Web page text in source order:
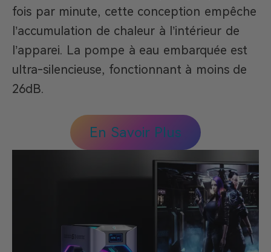
fois par minute, cette conception empêche
l’accumulation de chaleur à l’intérieur de
l’apparei. La pompe à eau embarquée est
ultra-silencieuse, fonctionnant à moins de
26dB.
En Savoir Plus